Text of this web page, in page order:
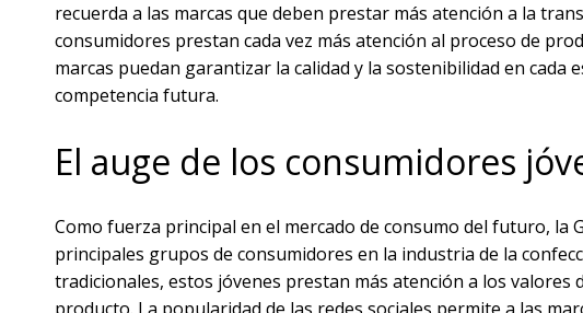
recuerda a las marcas que deben prestar más atención a la
consumidores prestan cada vez más atención al proceso de
marcas puedan garantizar la calidad y la sostenibilidad en cada
competencia futura.
El auge de los consumidores
Como fuerza principal en el mercado de consumo del futuro, la
principales grupos de consumidores en la industria de la
tradicionales, estos jóvenes prestan más atención a los valores